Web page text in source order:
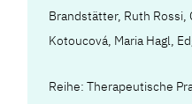
Brandstätter, Ruth Rossi,
Kotoucová, Maria Hagl,
Reihe: Therapeutische